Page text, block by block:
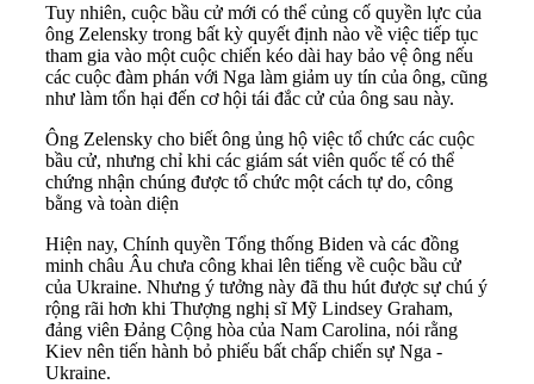
Tuy nhiên, cuộc bầu cử mới có thể củng cố quyền lực của
ông Zelensky trong bất kỳ quyết định nào về việc tiếp tục
tham gia vào một cuộc chiến kéo dài hay bảo vệ ông nếu
các cuộc đàm phán với Nga làm giảm uy tín của ông, cũng
như làm tổn hại đến cơ hội tái đắc cử của ông sau này.
Ông Zelensky cho biết ông ủng hộ việc tổ chức các cuộc
bầu cử, nhưng chỉ khi các giám sát viên quốc tế có thể
chứng nhận chúng được tổ chức một cách tự do, công
bằng và toàn diện
Hiện nay, Chính quyền Tổng thống Biden và các đồng
minh châu Âu chưa công khai lên tiếng về cuộc bầu cử
của Ukraine. Nhưng ý tưởng này đã thu hút được sự chú ý
rộng rãi hơn khi Thượng nghị sĩ Mỹ Lindsey Graham,
đảng viên Đảng Cộng hòa của Nam Carolina, nói rằng
Kiev nên tiến hành bỏ phiếu bất chấp chiến sự Nga -
Ukraine.